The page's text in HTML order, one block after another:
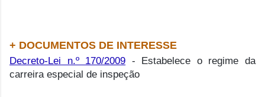
+ DOCUMENTOS DE INTERESSE
Decreto-Lei n.º 170/2009 - Estabelece o regime da
carreira especial de inspeção